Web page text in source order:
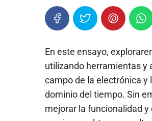
En este ensayo,
utilizando herramientas y
campo de la electrónica y
dominio del tiempo. Sin
mejorar la funcionalidad